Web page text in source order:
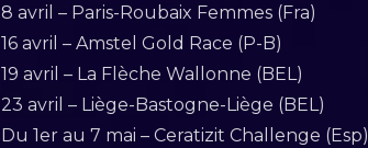
8 avril – Paris-Roubaix Femmes (Fra)
16 avril – Amstel Gold Race (P-B)
19 avril – La Flèche Wallonne (BEL)
23 avril – Liège-Bastogne-Liège (BEL)
Du 1er au 7 mai – Ceratizit Challenge (Esp)